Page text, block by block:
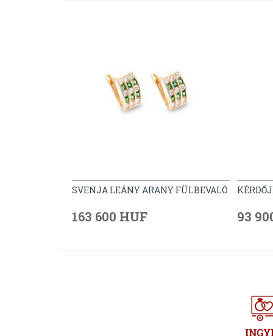
SVENJA LEÁNY ARANY FÜLBEVALÓ
163 600 HUF 93